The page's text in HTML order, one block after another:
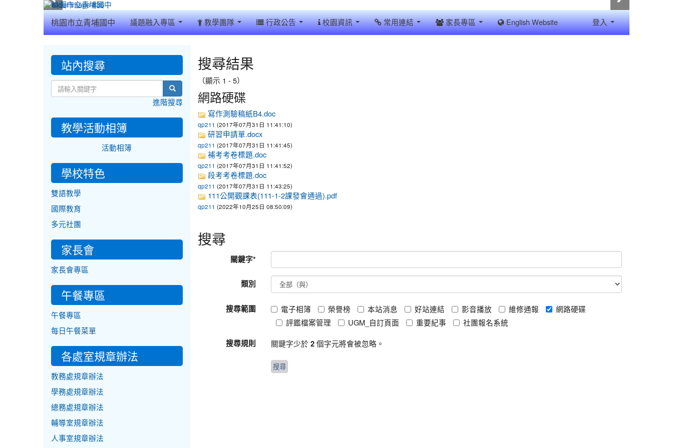
桃園市立青埔國中 議題融入專區 教學團隊 行政公告 校園資訊 常用連結 家長專區 English Website 登入
搜尋結果
（顯示 1 - 5）
網路硬碟
寫作測驗稿紙B4.doc
qp211 (2017年07月31日 11:41:10)
研習申請單.docx
qp211 (2017年07月31日 11:41:45)
補考考卷標題.doc
qp211 (2017年07月31日 11:41:52)
段考考卷標題.doc
qp211 (2017年07月31日 11:43:25)
111公開觀課表(111-1-2課發會通過).pdf
qp211 (2022年10月25日 08:50:09)
搜尋
關鍵字*
類別
搜尋範圍 電子相簿 榮譽榜 本站消息 好站連結 影音播放 維修通報
網路硬碟
評鑑檔案管理
UGM_自訂頁面 重要紀事
社團報名系統
搜尋規則
關鍵字少於 2個字元將會被忽略。
::: 站內搜尋
search
進階搜尋
教學活動相簿
活動相簿
學校特色
雙語教學
國際教育
多元社團
家長會
家長會專區
午餐專區
午餐專區
每日午餐菜單
各處室規章辦法
教務處規章辦法
學務處規章辦法
總務處規章辦法
輔導室規章辦法
人事室規章辦法